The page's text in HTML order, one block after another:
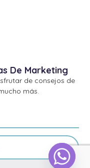
De Marketing
de consejos de
más.